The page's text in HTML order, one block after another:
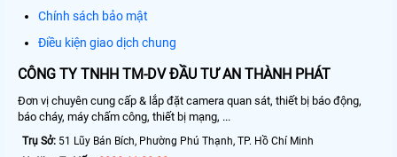
Chính sách bảo mật
Điều kiện giao dịch chung
CÔNG TY TNHH TM-DV ĐẦU TƯ AN THÀNH PHÁT
Đơn vị chuyên cung cấp & lắp đặt camera quan sát, thiết bị báo động,
báo cháy, máy chấm công, thiết bị mạng, ...
Trụ Sở: 51 Lũy Bán Bích, Phường Phú Thạnh, TP. Hồ Chí Minh